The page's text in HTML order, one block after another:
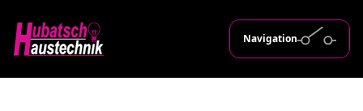
Navigation